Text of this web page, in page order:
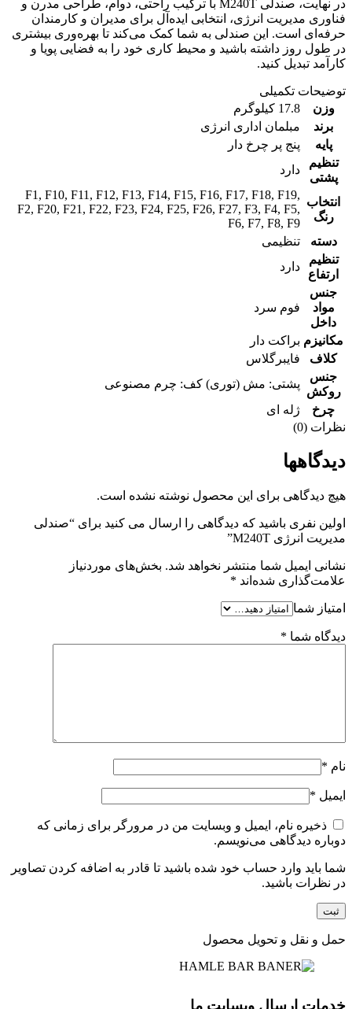
در نهایت، صندلی M240T با ترکیب راحتی، دوام، طراحی مدرن و
فناوری مدیریت انرژی، انتخابی ایده‌آل برای مدیران و کارمندان
حرفه‌ای است. این صندلی به شما کمک می‌کند تا بهره‌وری بیشتری
در طول روز داشته باشید و محیط کاری خود را به فضایی پویا و
کارآمد تبدیل کنید.
توضیحات تکمیلی
وزن
17.8 کیلوگرم
برند
مبلمان اداری انرژی
پایه
پنج پر چرخ دار
تنظیم
پشتی
دارد
انتخاب
رنگ
F1 , F10, F11 , F12, F13, F14, F15, F16, F17, F18, F19,
F2, F20, F21 , F22, F23, F24, F25, F26, F27, F3, F4, F5,
F6, F7, F8, F9
دسته
تنظیمی
تنظیم
ارتفاع
دارد
جنس
مواد
داخل
فوم سرد
مکانیزم براکت دار
کلاف
فایبرگلاس
جنس
روکش
پشتی: مش (توری) کف: چرم مصنوعی
چرخ
ژله ای
نظرات (0)
دیدگاهها
هیچ دیدگاهی برای این محصول نوشته نشده است.
اولین نفری باشید که دیدگاهی را ارسال می کنید برای “صندلی
مدیریت انرژی M240T”
نشانی ایمیل شما منتشر نخواهد شد. بخش‌های موردنیاز
علامت‌گذاری شده‌اند *
امتیاز شما
دیدگاه شما *
نام *
ایمیل *
ذخیره نام، ایمیل و وبسایت من در مرورگر برای زمانی که
دوباره دیدگاهی می‌نویسم.
شما باید وارد حساب خود شده باشید تا قادر به اضافه کردن تصاویر
در نظرات باشید.
حمل و نقل و تحویل محصول
خدمات ارسال وبسایت ما